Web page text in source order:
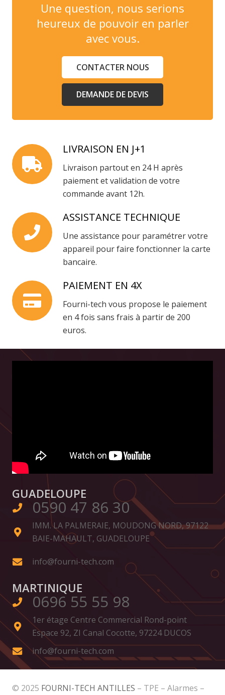
Une question, nous serions
heureux de pouvoir en parler
avec vous.
CONTACTER NOUS
DEMANDE DE DEVIS
LIVRAISON EN J+1
Livraison partout en 24 H après
paiement et validation de votre
commande avant 12h.
ASSISTANCE TECHNIQUE
Une assistance pour paramétrer votre
appareil pour faire fonctionner la carte
bancaire.
PAIEMENT EN 4X
Fourni-tech vous propose le paiement
en 4 fois sans frais à partir de 200
euros.
GUADELOUPE
0590 47 86 30
IMM. LA PALMERAIE, MOUDONG NORD, 97122
BAIE-MAHAULT, GUADELOUPE
info@fourni-tech.com
MARTINIQUE
0696 55 55 98
1er étage Centre Commercial Rond-point
Espace 92, ZI Canal Cocotte, 97224 DUCOS
info@fourni-tech.com
© 2025 FOURNI-TECH ANTILLES – TPE – Alarmes –